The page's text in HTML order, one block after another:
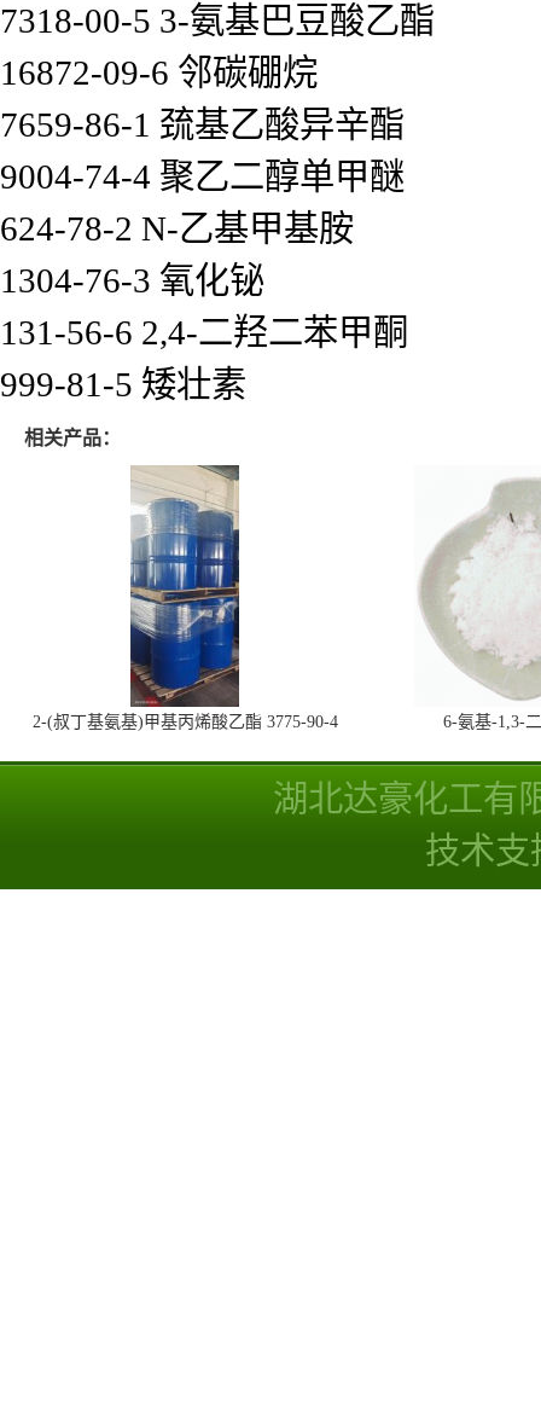
7318-00-5 3-氨基巴豆酸乙酯
16872-09-6 邻碳硼烷
7659-86-1 巯基乙酸异辛酯
9004-74-4 聚乙二醇单甲醚
624-78-2 N-乙基甲基胺
1304-76-3 氧化铋
131-56-6 2,4-二羟二苯甲酮
999-81-5 矮壮素
相关产品：
2-(叔丁基氨基)甲基丙烯酸乙酯 3775-90-4 6-氨基-1,3-
湖北达豪化工有
技术